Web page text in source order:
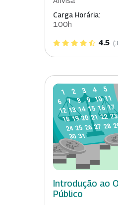
Carga Horária:
100h
4.5
Introdução ao
Público